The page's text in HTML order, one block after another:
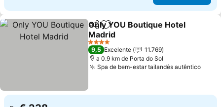
PartilharAdicionar aos favoritos
Only YOU Boutique Hotel
Madrid
Ver preços
4 Estrelas
9,5 Excelente
11.769
a 0.9 km de Porta do Sol
Spa de bem-estar tailandês autênticoVer